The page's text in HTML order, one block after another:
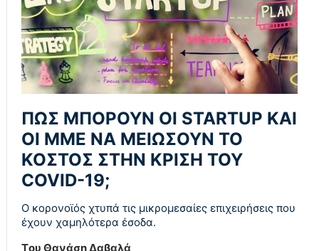
ΠΩΣ ΜΠΟΡΟΥΝ ΟΙ STARTUP KAI
ΟΙ ΜΜΕ ΝΑ ΜΕΙΩΣΟΥΝ ΤΟ
ΚΟΣΤΟΣ ΣΤΗΝ ΚΡΙΣΗ ΤΟΥ
COVID-19;
Ο κορονοϊός χτυπά τις μικρομεσαίες επιχειρήσεις που
έχουν χαμηλότερα έσοδα.
Tου Θανάση Δαβαλά